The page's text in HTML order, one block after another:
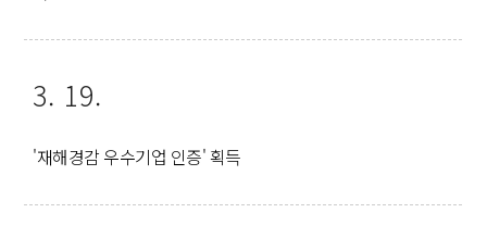
3. 19.
'재해경감 우수기업 인증' 획득